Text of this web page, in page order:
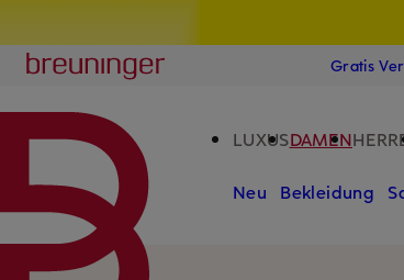
Breuninger
Gratis
LUXUSDAMEN
Neu Bekleidung